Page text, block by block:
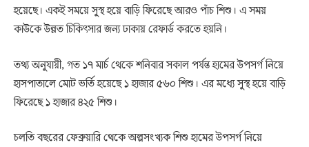
হয়েছে। একই সময়ে সুস্থ হয়ে বাড়ি ফিরেছে আরও পাঁচ শিশু। এ সময়
কাউকে উন্নত চিকিৎসার জন্য ঢাকায় রেফার্ড করতে হয়নি।
তথ্য অনুযায়ী, গত ১৭ মার্চ থেকে শনিবার সকাল পর্যন্ত হামের উপসর্গ নিয়ে
হাসপাতালে মোট ভর্তি হয়েছে ১ হাজার ৫৬০ শিশু। এর মধ্যে সুস্থ হয়ে বাড়ি
ফিরেছে ১ হাজার ৪২৫ শিশু।
চলতি বছরের ফেব্রুয়ারি থেকে অল্পসংখ্যক শিশু হামের উপসর্গ নিয়ে